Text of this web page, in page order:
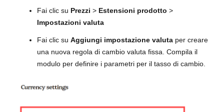
Fai clic su Prezzi > Estensioni prodotto >
Impostazioni valuta
Fai clic su Aggiungi impostazione valuta per creare
una nuova regola di cambio valuta fissa. Compila il
modulo per definire i parametri per il tasso di cambio.